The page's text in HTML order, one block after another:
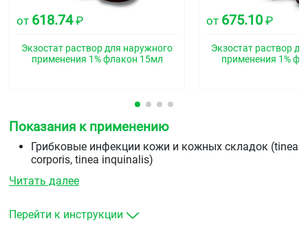
от 618.74₽
Экзостат раствор для наружного
применения 1% флакон 15мл
от 675.10 ₽
Экзостат раствор
применения 1%
Показания к применению
Грибковые инфекции кожи и кожных складок (tinea
corporis, tinea inquinalis)
грибковые инфекции ногтей (онихомикозы)
разноцветный (отрубевидный) лишай
Читать далее
Перейти к инструкции